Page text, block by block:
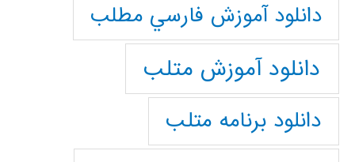
دانلود آموزش فارسي مطلب
دانلود آموزش متلب
دانلود برنامه متلب